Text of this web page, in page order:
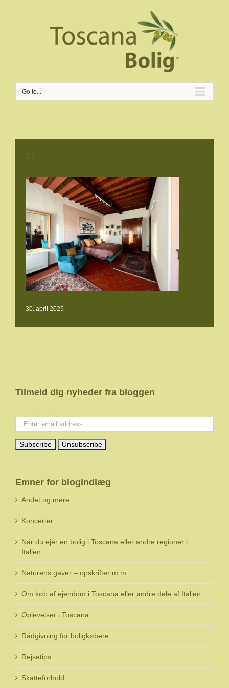
Go to...
30. april 2025
Tilmeld dig nyheder fra bloggen
Emner for blogindlæg
Andet og mere
Koncerter
Når du ejer en bolig i Toscana eller andre regioner i
Italien
Naturens gaver – opskrifter m.m.
Om køb af ejendom i Toscana eller andre dele af Italien
Oplevelser i Toscana
Rådgivning for boligkøbere
Rejsetips
Skatteforhold